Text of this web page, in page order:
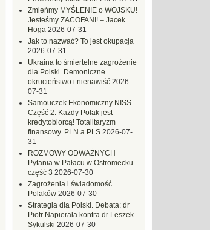
Zmieńmy MYŚLENIE o WOJSKU!
Jesteśmy ZACOFANI! – Jacek
Hoga 2026-07-31
Jak to nazwać? To jest okupacja
2026-07-31
Ukraina to śmiertelne zagrożenie
dla Polski. Demoniczne
okrucieństwo i nienawiść 2026-
07-31
Samouczek Ekonomiczny NISS.
Część 2. Każdy Polak jest
kredytobiorcą! Totalitaryzm
finansowy. PLN a PLS 2026-07-
31
ROZMOWY ODWAŻNYCH
Pytania w Pałacu w Ostromecku
część 3 2026-07-30
Zagrożenia i świadomość
Polaków 2026-07-30
Strategia dla Polski. Debata: dr
Piotr Napierała kontra dr Leszek
Sykulski 2026-07-30